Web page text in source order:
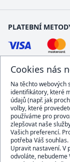
Cookies nás
Na těchto webových
identifikátory, které
údajů (např. jak
volby, které
používáme pro
zlepšovat naše
Vašich preferencí.
potřeba Váš
Upravit nastavení. V
odvoláte, nebudeme
PLATEBNÍ
DOPRAVCI